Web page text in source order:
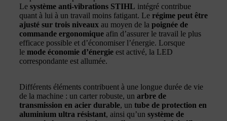
Le système anti-vibrations STIHL intégré contribue
quant à lui à un travail moins fatigant. Le régime peut être
ajusté sur trois niveaux au moyen de la poignée de
commande ergonomique afin d’assurer le travail le plus
efficace possible et d’économiser l’énergie. Lorsque
le mode économie d’énergie est activé, la LED
correspondante est allumée.
Différents éléments contribuent à une longue durée de vie
de la machine : un carter robuste, un arbre de
transmission en acier durable, un tube de protection en
aluminium ultra résistant, ainsi qu’un système de